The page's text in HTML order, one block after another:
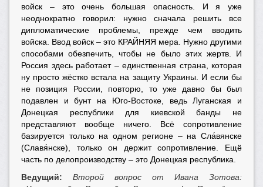
войск – это очень большая опасность. И я уже
неоднократно говорил: нужно сначала решить все
дипломатические проблемы, прежде чем вводить
войска. Ввод войск – это КРАЙНЯЯ мера. Нужно другими
способами обезпечить, чтобы не было этих жертв. И
Россия здесь работает – единственная страна, которая
ну просто жёстко встала на защиту Украины. И если бы
не позиция России, повторю, то уже давно бы был
подавлен и бунт на Юго-Востоке, ведь Луганская и
Донецкая республики для киевской банды не
представляют вообще ничего. Всё сопротивление
базируется только на одном регионе – на Сла́вянске
(Славя́нске), только он держит сопротивление. Ещё
часть по делопроизводству – это Донецкая республика.
Ведущий:
Второй вопрос от Ивана Зотова: